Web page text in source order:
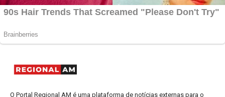
O Portal Regional AM é uma plataforma de notícias externas para o